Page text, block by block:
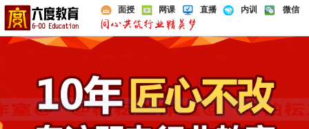
面授 网课 直播 内训 微信